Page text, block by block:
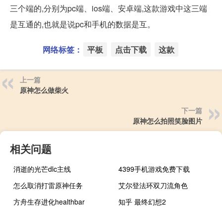
三个端的,分别为pc端、ios端、安卓端,这款游戏中这三端
是互通的,也就是说pc和手机的数据是互。
网络标签： 平板 点击下载 这款
上一篇
原神怎么做柴火
下一篇
原神怎么拍照笑脸图片
相关问题
消逝的光芒dlc主线
4399手机游戏免费下载
怎么取消打雷原神任务
艾尔登法环双刀流角色
方舟生存进化healthbar
知乎 最终幻想2